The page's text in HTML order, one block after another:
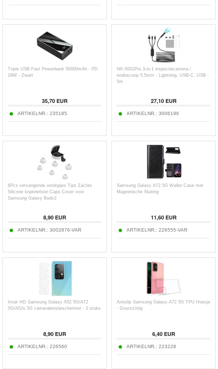
Triple USB Fast Powerbank 50000mAh - PD
18W - Zwart
35,70EUR
ARTIKELNR.: 235185
NK-5001Pro 3-in-1 inspectiecamera /
endoscoop 5.5mm - Lightning, USB-C, USB -
5m
27,10EUR
ARTIKELNR.: 3006196
6Pcs vervangende oordopjes Tips Zachte
Silicone koptelefoon Caps Cover voor
Samsung Galaxy Buds2
8,90EUR
ARTIKELNR.: 3002876-VAR
Samsung Galaxy A72 5G Wallet Case met
Magnetische Sluiting
11,60EUR
ARTIKELNR.: 226555-VAR
Imak HD Samsung Galaxy A52 5G/A72
5G/A52s 5G cameralensbeschermer - 2 stuks
8,90EUR
ARTIKELNR.: 226560
Antislip Samsung Galaxy A72 5G TPU Hoesje
- Doorzichtig
6,40EUR
ARTIKELNR.: 223228